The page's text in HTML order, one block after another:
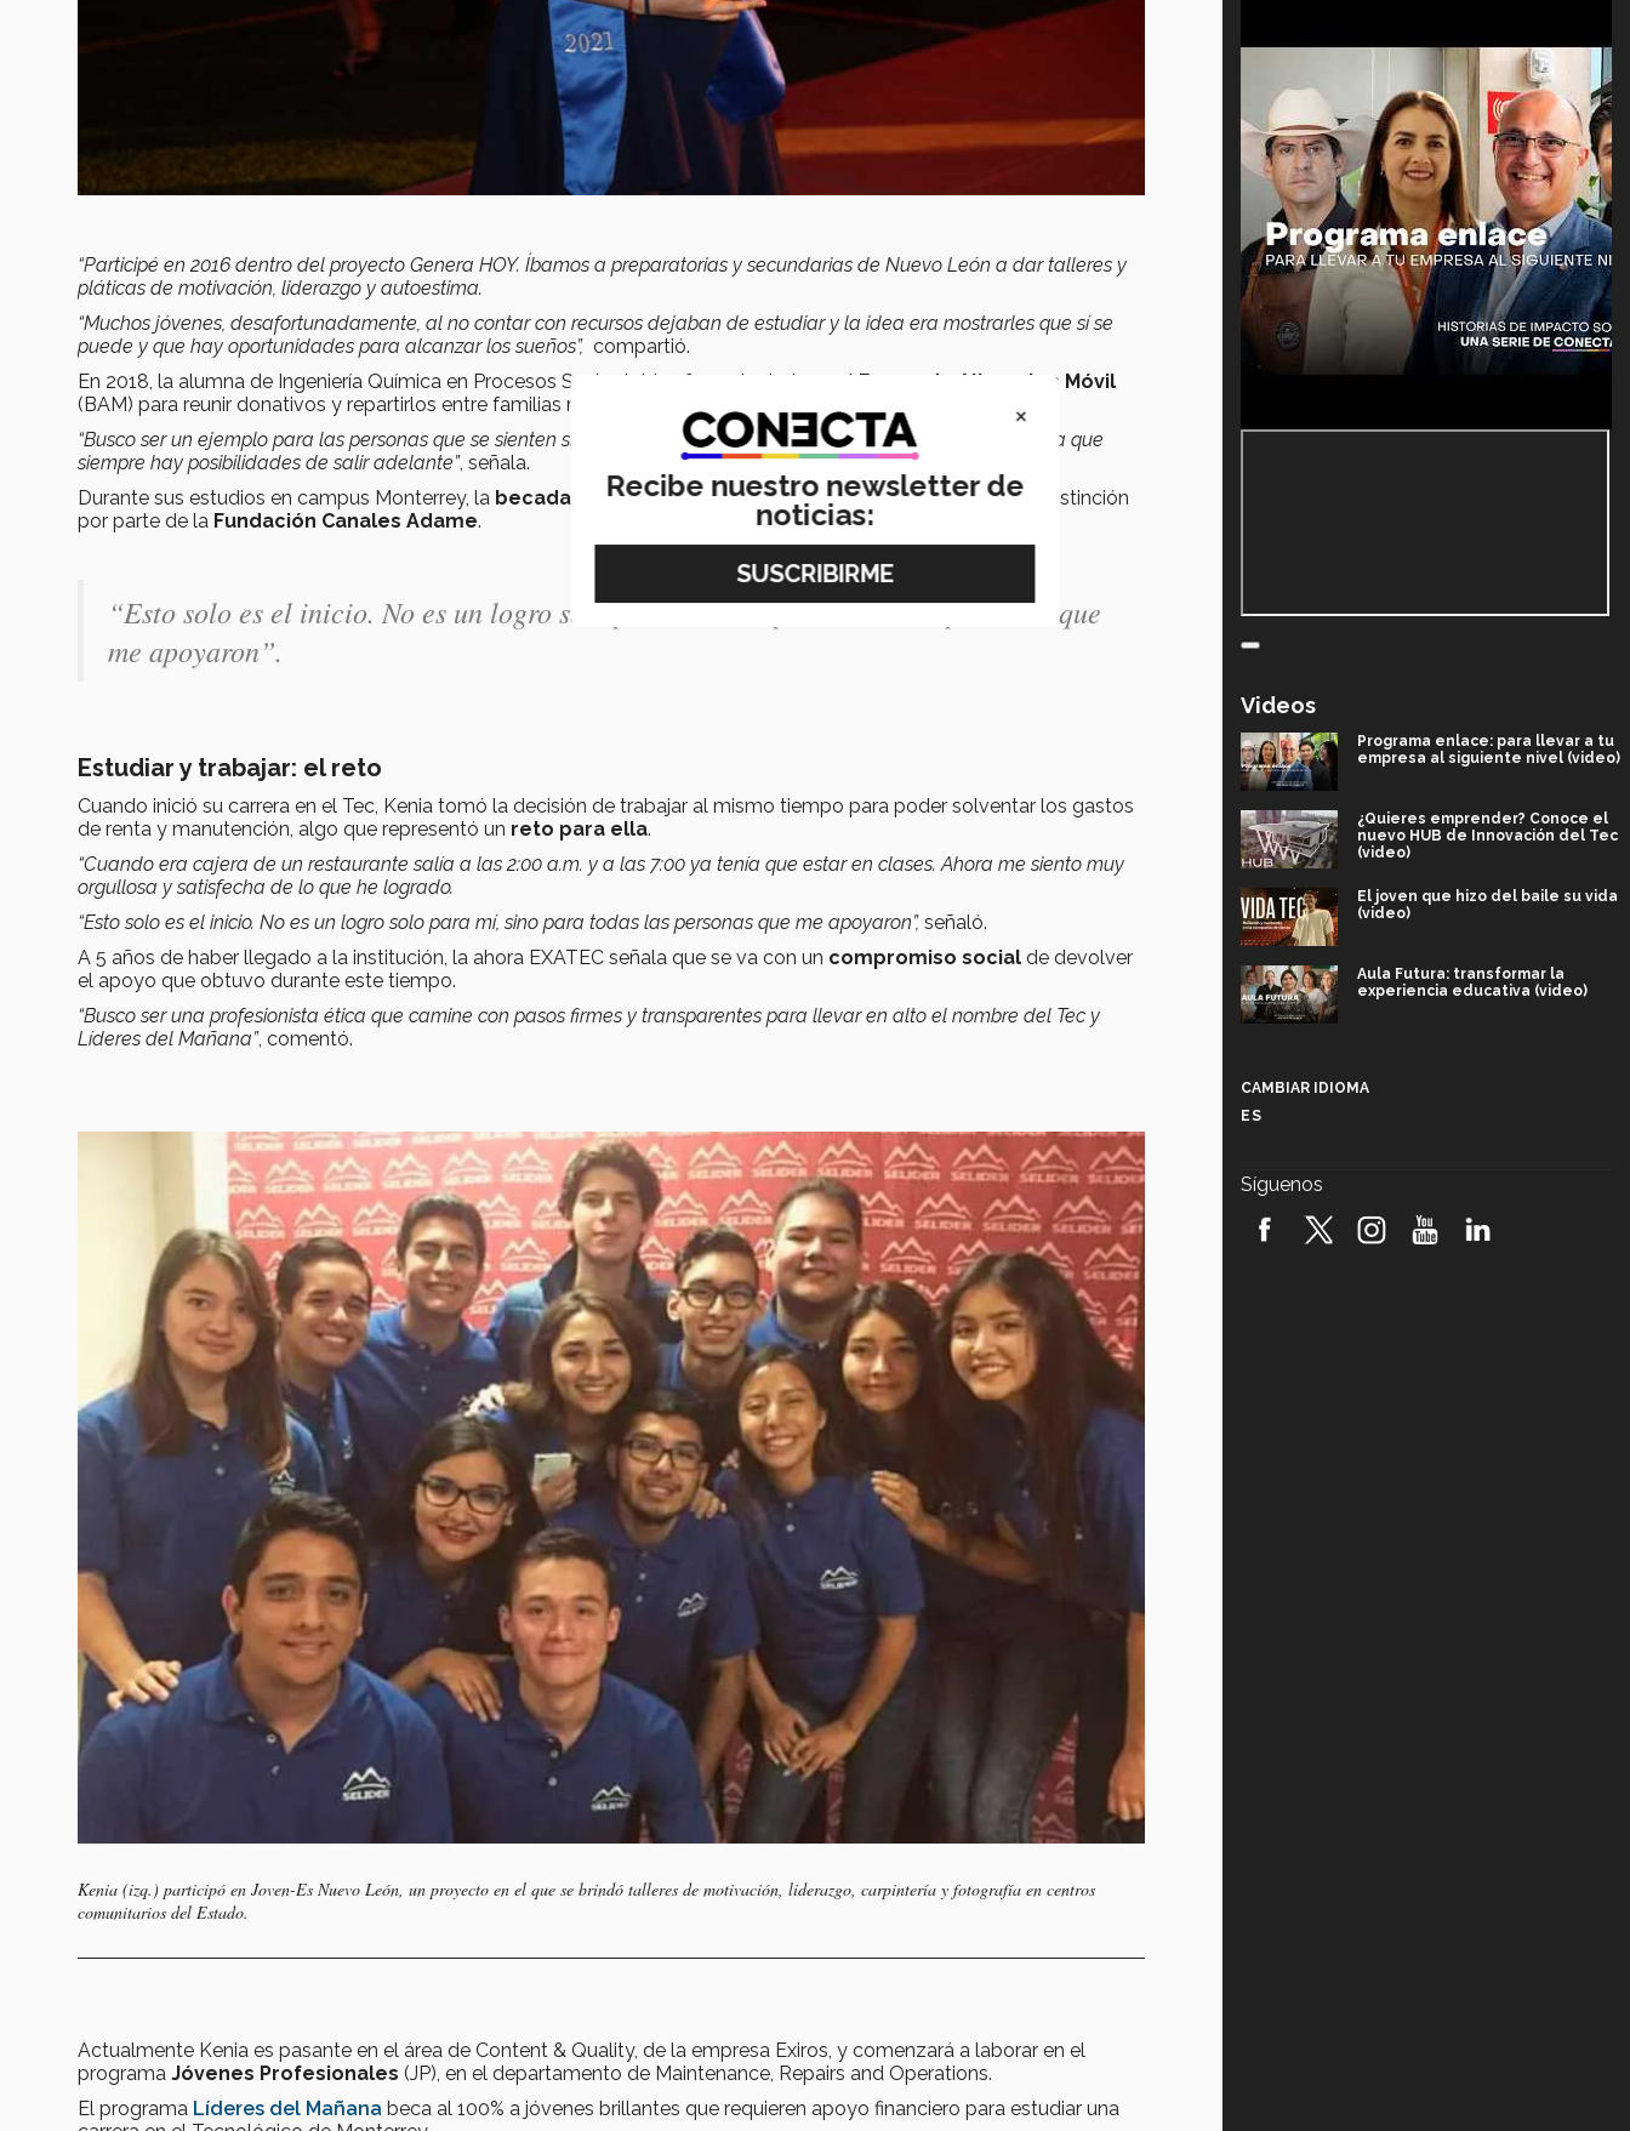
“Participé en 2016 dentro del proyecto Genera HOY. Íbamos a preparatorias y secundarias de Nuevo León a dar talleres y
pláticas de motivación, liderazgo y autoestima.
“Muchos jóvenes, desafortunadamente, al no contar con recursos dejaban de estudiar y la idea era mostrarles que sí se
puede y que hay oportunidades para alcanzar los sueños”, compartió.
En 2018, la alumna de Ingeniería Química en Procesos Sustentables fue voluntaria en el Banco de Alimentos Móvil
(BAM) para reunir donativos y repartirlos entre familias neoleonesas.
“Busco ser un ejemplo para las personas que se sienten sin esperanzas y ser una inspiración para que la gente vea que
siempre hay posibilidades de salir adelante”, señala.
Durante sus estudios en campus Monterrey, la becada al 100%por Líderes del Mañana recibió en 2017 una distinción
por parte de la Fundación Canales Adame.
“Esto solo es el inicio. No es un logro solo para mí, sino para todas las personas que
me apoyaron”.
Estudiar y trabajar: el reto
Cuando inició su carrera en el Tec, Kenia tomó la decisión de trabajar al mismo tiempo para poder solventar los gastos
de renta y manutención, algo que representó un reto para ella.
“Cuando era cajera de un restaurante salía a las 2:00 a.m. y a las 7:00 ya tenía que estar en clases. Ahora me siento muy
orgullosa y satisfecha de lo que he logrado.
“Esto solo es el inicio. No es un logro solo para mí, sino para todas las personas que me apoyaron”, señaló.
A 5 años de haber llegado a la institución, la ahora EXATEC señala que se va con un compromiso social de devolver
el apoyo que obtuvo durante este tiempo.
“Busco ser una profesionista ética que camine con pasos firmes y transparentes para llevar en alto el nombre del Tec y
Líderes del Mañana”, comentó.
Kenia (izq.) participó en Joven-Es Nuevo León, un proyecto en el que se brindó talleres de motivación, liderazgo, carpintería y fotografía en centros
comunitarios del Estado.
Actualmente Kenia es pasante en el área de Content & Quality, de la empresa Exiros, y comenzará a laborar en el
programa Jóvenes Profesionales (JP), en el departamento de Maintenance, Repairs and Operations.
El programa Líderes del Mañana beca al 100% a jóvenes brillantes que requieren apoyo financiero para estudiar una
Videos
Programa enlace: para llevar a tu
empresa al siguiente nivel (video)
¿Quieres emprender? Conoce el
nuevo HUB de Innovación del Tec
(video)
El joven que hizo del baile su vida
(video)
Aula Futura: transformar la
experiencia educativa (video)
robótica FIRST 2026! (video)
CAMBIAR IDIOMA
ES
Síguenos
×
Recibe nuestro newsletter de
noticias: